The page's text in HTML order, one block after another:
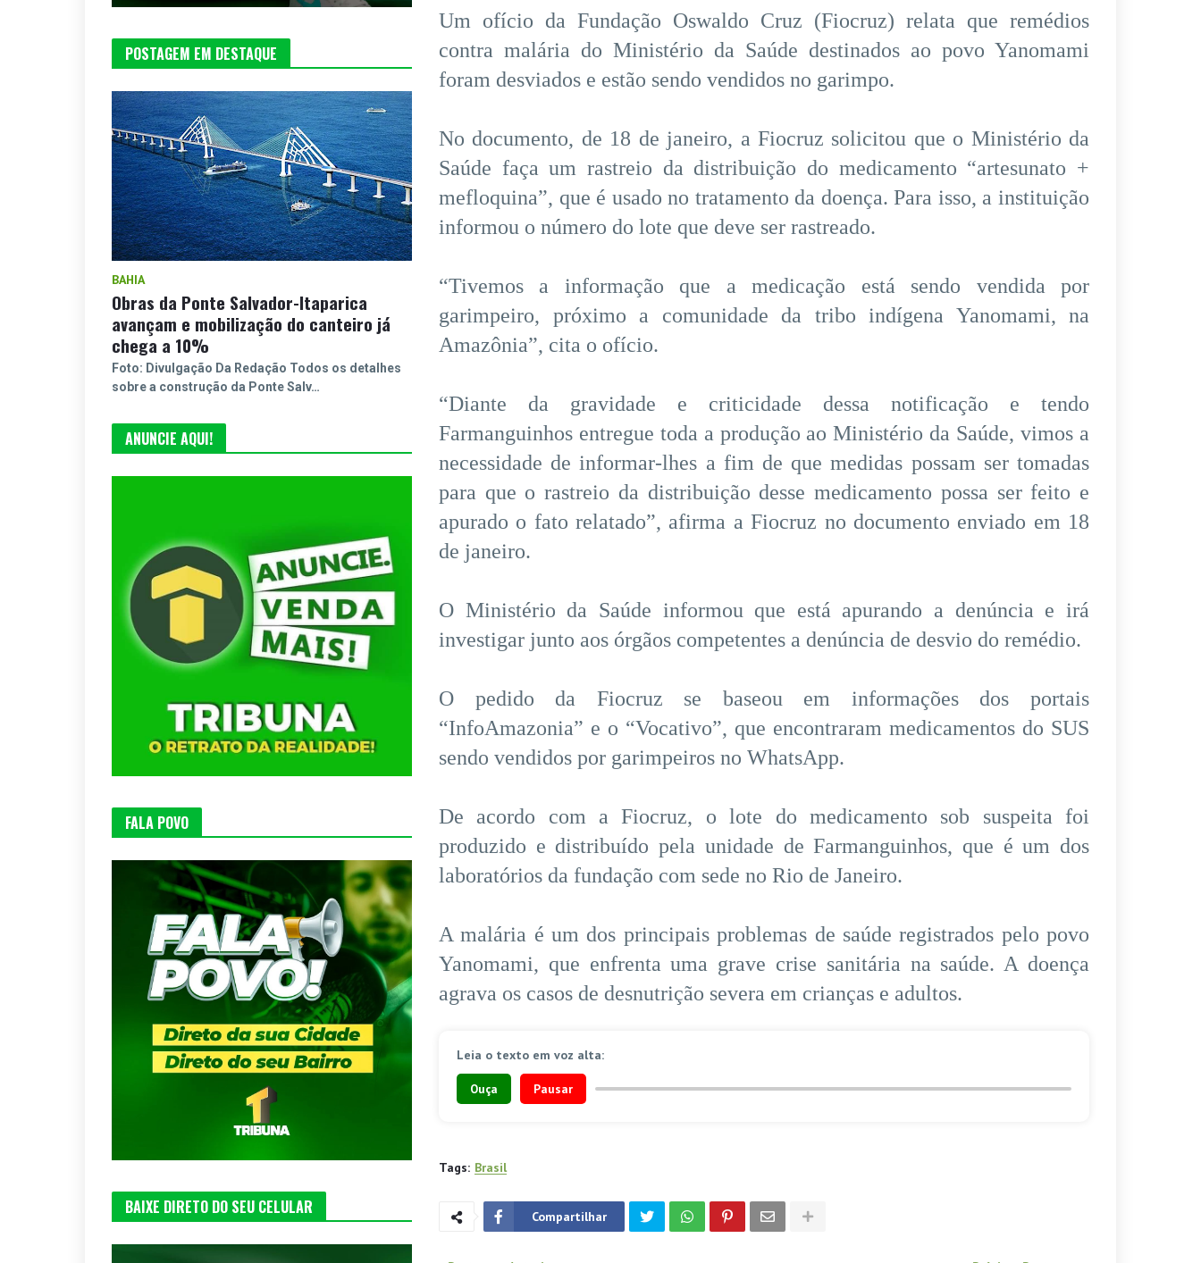
Um ofício da Fundação Oswaldo Cruz (Fiocruz) relata que remédios
contra malária do Ministério da Saúde destinados ao povo Yanomami
foram desviados e estão sendo vendidos no garimpo.
No documento, de 18 de janeiro, a Fiocruz solicitou que o Ministério da
Saúde faça um rastreio da distribuição do medicamento “artesunato +
mefloquina”, que é usado no tratamento da doença. Para isso, a instituição
informou o número do lote que deve ser rastreado.
“Tivemos a informação que a medicação está sendo vendida por
garimpeiro, próximo a comunidade da tribo indígena Yanomami, na
Amazônia”, cita o ofício.
“Diante da gravidade e criticidade dessa notificação e tendo
Farmanguinhos entregue toda a produção ao Ministério da Saúde, vimos a
necessidade de informar-lhes a fim de que medidas possam ser tomadas
para que o rastreio da distribuição desse medicamento possa ser feito e
apurado o fato relatado”, afirma a Fiocruz no documento enviado em 18
de janeiro.
O Ministério da Saúde informou que está apurando a denúncia e irá
investigar junto aos órgãos competentes a denúncia de desvio do remédio.
O pedido da Fiocruz se baseou em informações dos portais
“InfoAmazonia” e o “Vocativo”, que encontraram medicamentos do SUS
sendo vendidos por garimpeiros no WhatsApp.
De acordo com a Fiocruz, o lote do medicamento sob suspeita foi
produzido e distribuído pela unidade de Farmanguinhos, que é um dos
laboratórios da fundação com sede no Rio de Janeiro.
A malária é um dos principais problemas de saúde registrados pelo povo
Yanomami, que enfrenta uma grave crise sanitária na saúde. A doença
agrava os casos de desnutrição severa em crianças e adultos.
Leia o texto em voz alta:
Ouça Pausar
Tags: Brasil
Compartilhar
POSTAGEM EM DESTAQUE
BAHIA
Obras da Ponte Salvador-Itaparica
avançam e mobilização do canteiro já
chega a 10%
Foto: Divulgação Da Redação Todos os detalhes
sobre a construção da Ponte Salv…
ANUNCIE AQUI!
FALA POVO
BAIXE DIRETO DO SEU CELULAR